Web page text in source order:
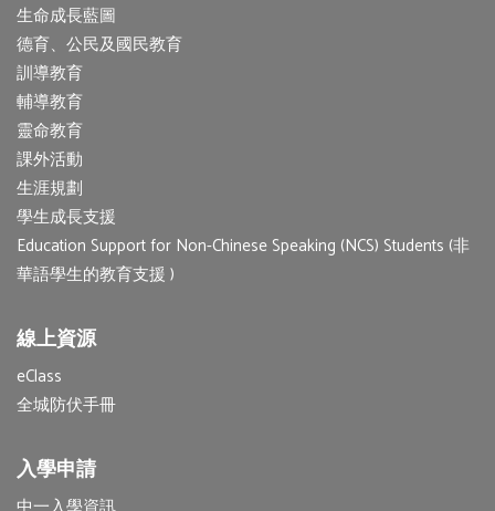
生命成長藍圖
德育、公民及國民教育
訓導教育
輔導教育
靈命教育
課外活動
生涯規劃
學生成長支援
Education Support for Non-Chinese Speaking (NCS) Students (非
華語學生的教育支援 )
線上資源
eClass
全城防伏手冊
入學申請